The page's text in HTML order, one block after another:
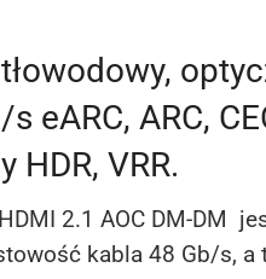
eARC, ARC,
HDR, VRR.
2.1 AOC DM-DM
kabla 48 Gb/s,